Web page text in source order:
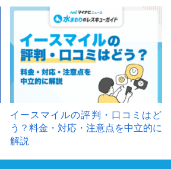
イースマイルの評判・口コミはど
う？料金・対応・注意点を中立的に
解説